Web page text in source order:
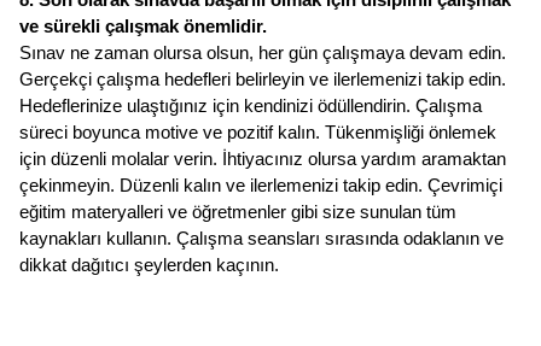
ve sürekli çalışmak önemlidir.
Sınav ne zaman olursa olsun, her gün çalışmaya devam edin.
Gerçekçi çalışma hedefleri belirleyin ve ilerlemenizi takip edin.
Hedeflerinize ulaştığınız için kendinizi ödüllendirin. Çalışma
süreci boyunca motive ve pozitif kalın. Tükenmişliği önlemek
için düzenli molalar verin. İhtiyacınız olursa yardım aramaktan
çekinmeyin. Düzenli kalın ve ilerlemenizi takip edin. Çevrimiçi
eğitim materyalleri ve öğretmenler gibi size sunulan tüm
kaynakları kullanın. Çalışma seansları sırasında odaklanın ve
dikkat dağıtıcı şeylerden kaçının.